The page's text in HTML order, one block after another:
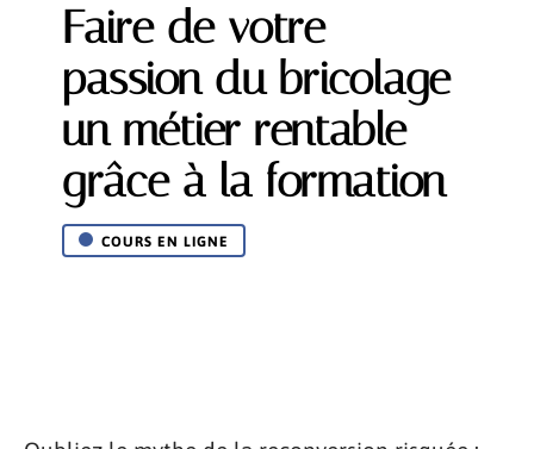
Faire de votre
passion du bricolage
un métier rentable
grâce à la formation
COURS EN LIGNE